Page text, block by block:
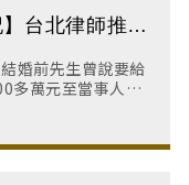
台北律師推薦
婚前先生曾說要給
多萬元至當事人的
二人因故離婚後，
在